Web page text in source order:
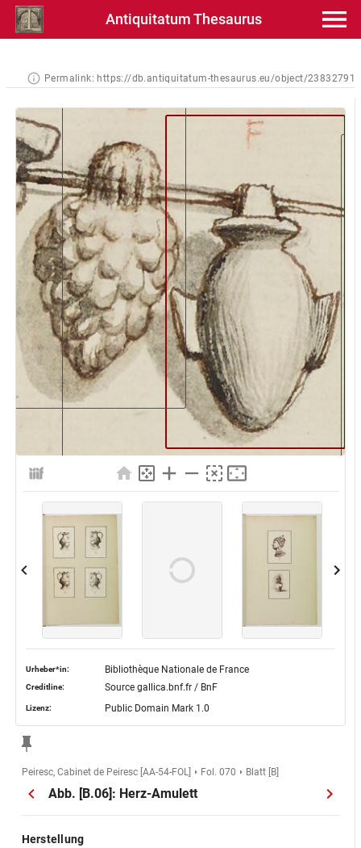
Antiquitatum Thesaurus
Permalink: https://db.antiquitatum-thesaurus.eu/object/23832791
Urheber*in: Bibliothèque Nationale de France
Creditline: Source gallica.bnf.fr / BnF
Lizenz: Public Domain Mark 1.0
Peiresc, Cabinet de Peiresc [AA-54-FOL] Fol. 070 Blatt [B]
Abb. [B.06]: Herz-Amulett
Herstellung